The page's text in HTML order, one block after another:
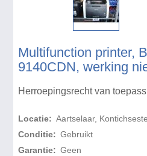
Multifunction printer,
9140CDN, werking
Herroepingsrecht van
Locatie: Aartselaar,
Conditie: Gebruikt
Garantie: Geen